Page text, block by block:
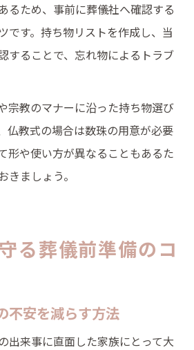
るため、事前に葬儀社へ確認する
です。持ち物リストを作成し、当
することで、忘れ物によるトラブ
宗教のマナーに沿った持ち物選び
仏教式の場合は数珠の用意が必要
形や使い方が異なることもあるた
きましょう。
る葬儀前準備のコ
不安を減らす方法
出来事に直面した家族にとって大